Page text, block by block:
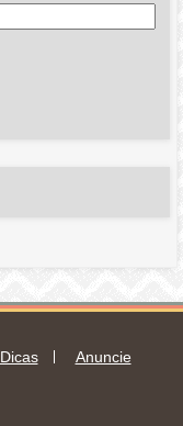
Dicas Anuncie